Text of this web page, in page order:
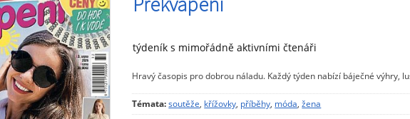
týdeník s mimořádně aktivními čtenáři
Hravý časopis pro dobrou náladu. Každý týden nabízí báječné výhry,
Témata:soutěže, křížovky, příběhy, móda,žena